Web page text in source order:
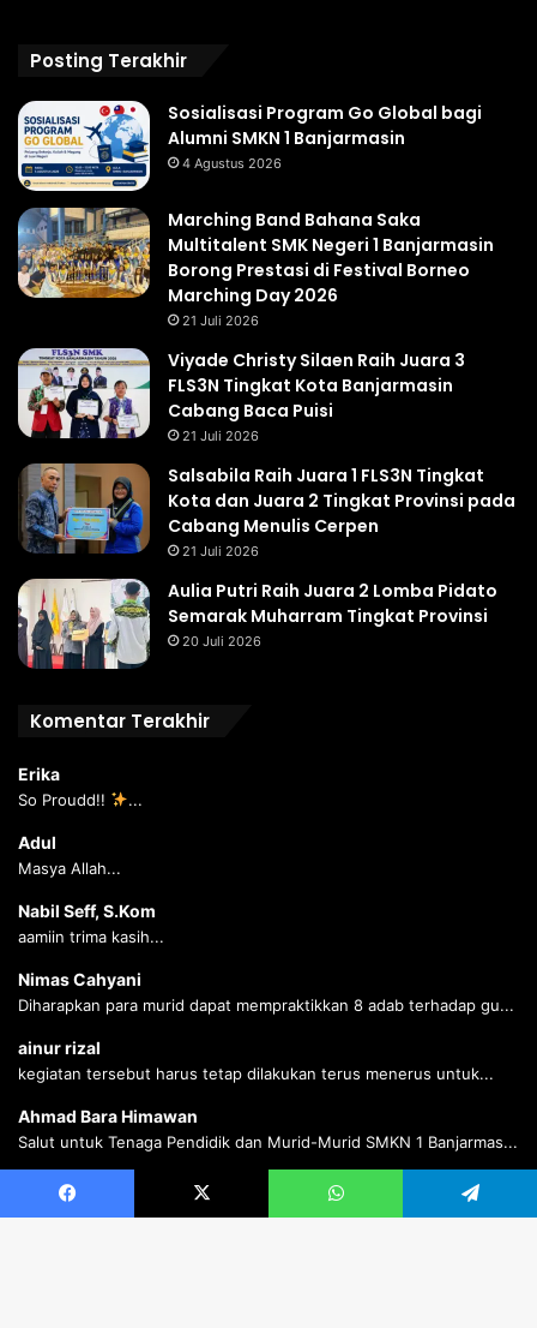
Posting Terakhir
Sosialisasi Program Go Global bagi
Alumni SMKN 1 Banjarmasin
4 Agustus 2026
Marching Band Bahana Saka
Multitalent SMK Negeri 1 Banjarmasin
Borong Prestasi di Festival Borneo
Marching Day 2026
21 Juli 2026
Viyade Christy Silaen Raih Juara 3
FLS3N Tingkat Kota Banjarmasin
Cabang Baca Puisi
21 Juli 2026
Salsabila Raih Juara 1 FLS3N Tingkat
Kota dan Juara 2 Tingkat Provinsi pada
Cabang Menulis Cerpen
21 Juli 2026
Aulia Putri Raih Juara 2 Lomba Pidato
Semarak Muharram Tingkat Provinsi
20 Juli 2026
Komentar Terakhir
Erika
So Proudd!! ...
Adul
Masya Allah...
Nabil Seff, S.Kom
aamiin trima kasih...
Nimas Cahyani
Diharapkan para murid dapat mempraktikkan 8 adab terhadap gu...
ainur rizal
kegiatan tersebut harus tetap dilakukan terus menerus untuk...
Ahmad Bara Himawan
Salut untuk Tenaga Pendidik dan Murid-Murid SMKN 1 Banjarmas...
Ahmad Bara Himawan
Facebook X WhatsApp Telegram